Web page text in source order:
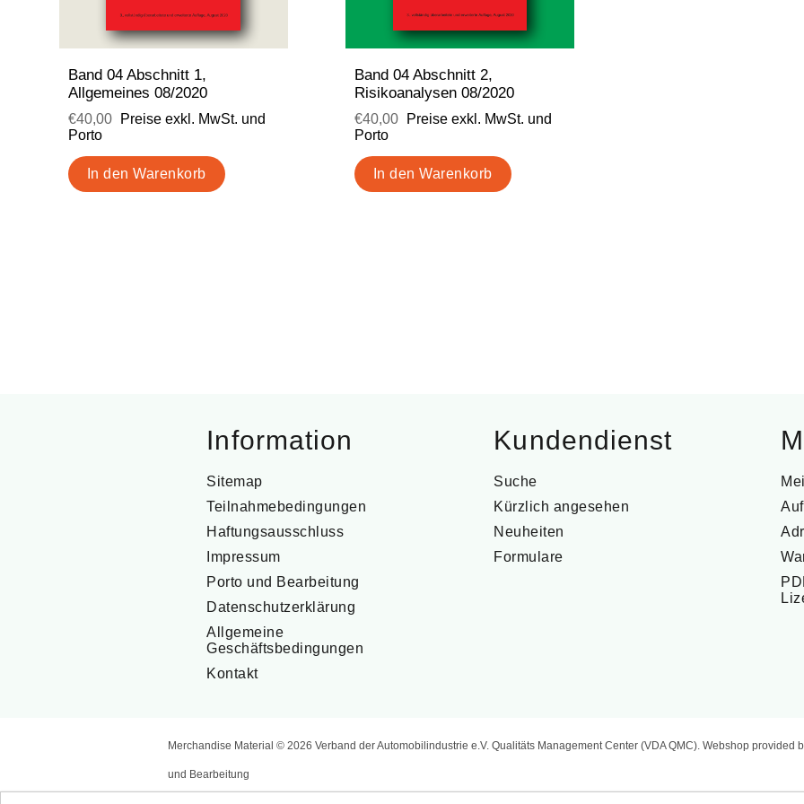
Band 04 Abschnitt 1,
Allgemeines 08/2020
€40,00
Preise exkl. MwSt. und
Porto
Band 04 Abschnitt 2,
Risikoanalysen 08/2020
€40,00
Preise exkl. MwSt. und
Porto
Information
Sitemap
Teilnahmebedingungen
Haftungsausschluss
Impressum
Porto und Bearbeitung
Datenschutzerklärung
Allgemeine
Geschäftsbedingungen
Kontakt
Kundendienst
Suche
Kürzlich angesehen
Neuheiten
Formulare
Merchandise Material © 2026 Verband der Automobilindustrie e.V. Qualitäts Management Center (VDA QMC). Webshop provided
und Bearbeitung